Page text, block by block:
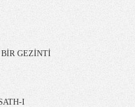
GEZİNTİ
I